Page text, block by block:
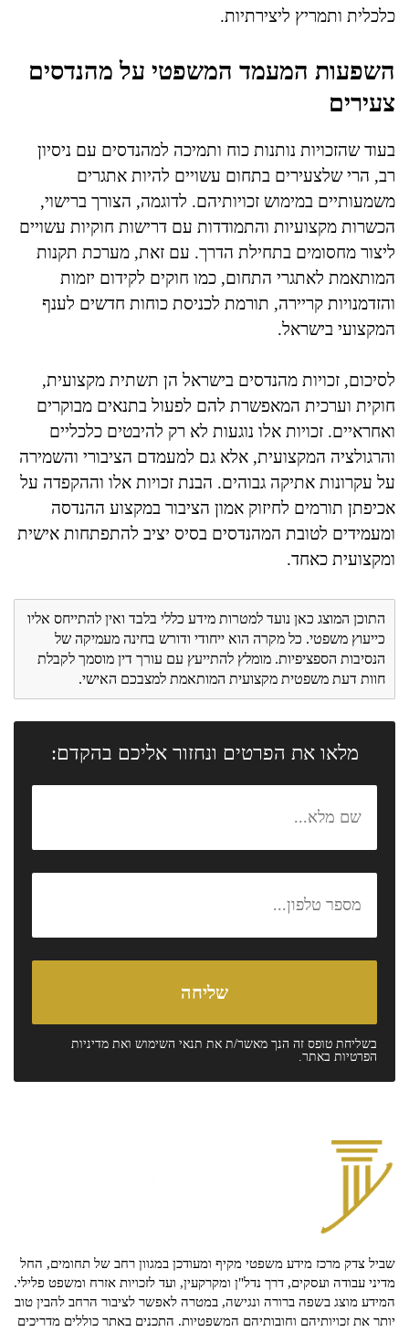
כלכלית ותמריץ ליצירתיות.
השפעות המעמד המשפטי על מהנדסים
צעירים
בעוד שהזכויות נותנות כוח ותמיכה למהנדסים עם ניסיון
רב, הרי שלצעירים בתחום עשויים להיות אתגרים
משמעותיים במימוש זכויותיהם. לדוגמה, הצורך ברישוי,
הכשרות מקצועיות והתמודדות עם דרישות חוקיות עשויים
ליצור מחסומים בתחילת הדרך. עם זאת, מערכת תקנות
המותאמת לאתגרי התחום, כמו חוקים לקידום יזמות
והזדמנויות קריירה, תורמת לכניסת כוחות חדשים לענף
המקצועי בישראל.
לסיכום, זכויות מהנדסים בישראל הן תשתית מקצועית,
חוקית וערכית המאפשרת להם לפעול בתנאים מבוקרים
ואחראיים. זכויות אלו נוגעות לא רק להיבטים כלכליים
והרגולציה המקצועית, אלא גם למעמדם הציבורי והשמירה
על עקרונות אתיקה גבוהים. הבנת זכויות אלו וההקפדה על
אכיפתן תורמים לחיזוק אמון הציבור במקצוע ההנדסה
ומעמידים לטובת המהנדסים בסיס יציב להתפתחות אישית
ומקצועית כאחד.
התוכן המוצג כאן נועד למטרות מידע כללי בלבד ואין להתייחס אליו
כייעוץ משפטי. כל מקרה הוא ייחודי ודורש בחינה מעמיקה של
הנסיבות הספציפיות. מומלץ להתייעץ עם עורך דין מוסמך לקבלת
חוות דעת משפטית מקצועית המותאמת למצבכם האישי.
מלאו את הפרטים ונחזור אליכם בהקדם:
בשליחת טופס זה הנך מאשר/ת את תנאי השימוש ואת מדיניות
הפרטיות באתר.
שביל צדק מרכז מידע משפטי מקיף ומעודכן במגוון רחב של תחומים, החל
מדיני עבודה ועסקים, דרך נדל"ן ומקרקעין, ועד לזכויות אזרח ומשפט פלילי.
המידע מוצג בשפה ברורה ונגישה, במטרה לאפשר לציבור הרחב להבין טוב
יותר את זכויותיהם וחובותיהם המשפטיות. התכנים באתר כוללים מדריכים